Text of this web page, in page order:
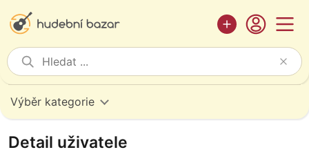
Výběr kategorie
Detail uživatele